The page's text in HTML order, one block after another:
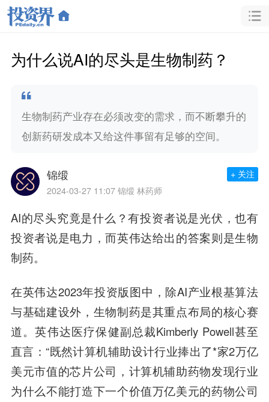
为什么说AI的尽头是生物制药？
生物制药产业存在必须改变的需求，而不断攀升的
创新药研发成本又给这件事留有足够的空间。
锦缎
2024-03-27 11:07 锦缎 林药师
+ 关注
AI的尽头究竟是什么？有投资者说是光伏，也有
投资者说是电力，而英伟达给出的答案则是生物
制药。
在英伟达2023年投资版图中，除AI产业根基算法
与基础建设外，生物制药是其重点布局的核心赛
道。英伟达医疗保健副总裁Kimberly Powell甚至
直言：“既然计算机辅助设计行业捧出了*家2万亿
美元市值的芯片公司，计算机辅助药物发现行业
为什么不能打造下一个价值万亿美元的药物公司